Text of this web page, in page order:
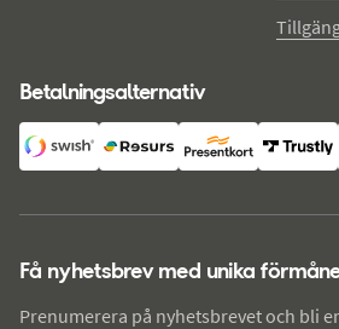
Betalningsalternativ
Få nyhetsbrev med unika
Prenumerera på nyhetsbrevet och bli